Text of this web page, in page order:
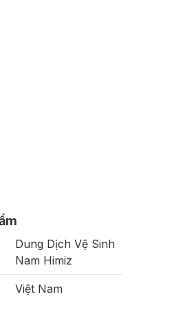
Dung Dịch Vệ Sinh
Nam Himiz
Việt Nam